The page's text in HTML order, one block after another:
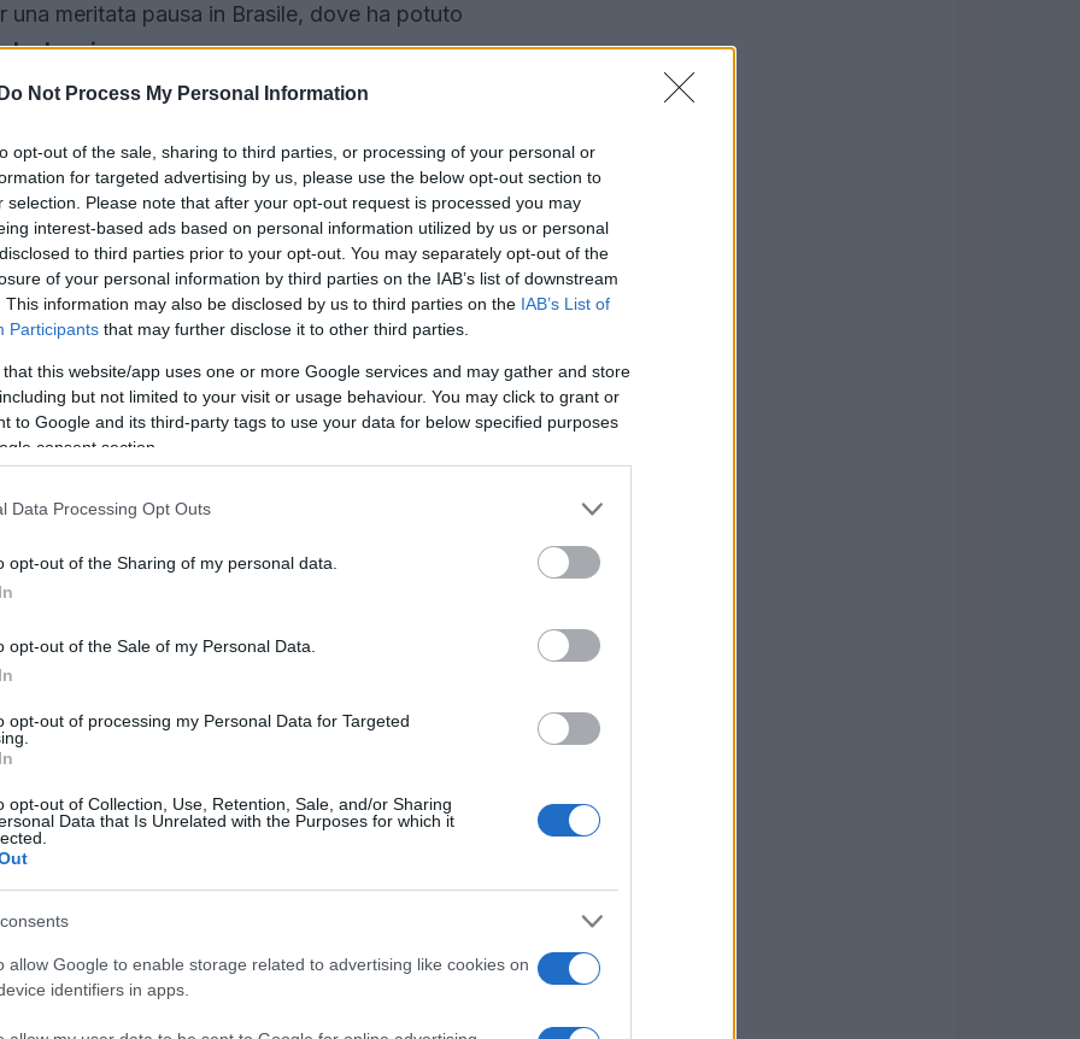
Do Not Process My Personal Information
opt-out of the sale, sharing to third parties, or processing of your personal or
for targeted advertising by us, please use the below opt-out section to
selection. Please note that after your opt-out request is processed you may
interest-based ads based on personal information utilized by us or personal
to third parties prior to your opt-out. You may separately opt-out of the
of your personal information by third parties on the IAB’s list of downstream
This information may also be disclosed by us to third parties on the IAB’s List of
Participants that may further disclose it to other third parties.
that this website/app uses one or more Google services and may gather and store
but not limited to your visit or usage behaviour. You may click to grant or
to Google and its third-party tags to use your data for below specified purposes
consent section.
Data Processing Opt Outs
opt-out of the Sharing of my personal data.
opt-out of the Sale of my Personal Data.
opt-out of processing my Personal Data for Targeted
opt-out of Collection, Use, Retention, Sale, and/or Sharing
Data that Is Unrelated with the Purposes for which it
allow Google to enable storage related to advertising like cookies on
identifiers in apps.
meritata pausa in Brasile, dove ha potuto
de Janeiro.
mentre si rilassava sulla spiaggia,
dei paparazzi. Tuttavia, il suo
svago; si è trattato anche di un periodo di
tra cui le sue prossime nozze con l’attore
Tra le sue meraviglie, la
di festa e gioia, è una parte fondamentale
in questo ambiente, ha avuto
di questo popolo.